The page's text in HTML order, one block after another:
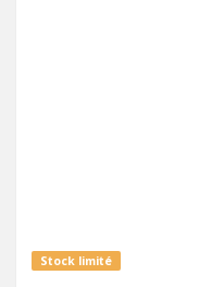
Stock limité